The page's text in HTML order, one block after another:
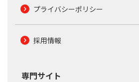
プライバシーポリシー
採用情報
専門サイト